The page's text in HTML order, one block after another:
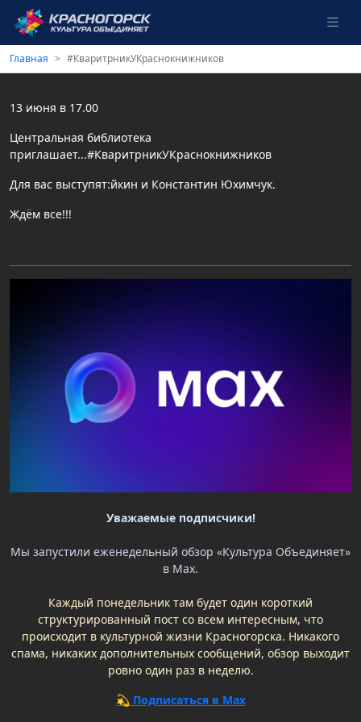
Главная #КваритрникУКраснокнижников
13 июня в 17.00
Центральная библиотека
приглашает...#КваритрникУКраснокнижников
Для вас выступят:йкин и Константин Юхимчук.
Ждём все!!!
Уважаемые подписчики!
Мы запустили еженедельный обзор «Культура Объединяет»
в Max.
Каждый понедельник там будет один короткий
структурированный пост со всем интересным, что
происходит в культурной жизни Красногорска. Никакого
спама, никаких дополнительных сообщений, обзор выходит
ровно один раз в неделю.
💫 Подписаться в Max